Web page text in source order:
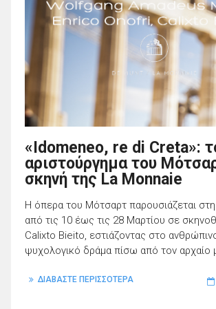
«Idomeneo, re di Creta»:
αριστούργημα του
σκηνή της La Monnaie
Η όπερα του Μότσαρτ παρουσιάζεται
από τις 10 έως τις 28 Μαρτίου σε
Calixto Bieito, εστιάζοντας στο
ψυχολογικό δράμα πίσω από τον αρχαίο
ΔΙΑΒΑΣΤΕ ΠΕΡΙΣΣΟΤΕΡΑ